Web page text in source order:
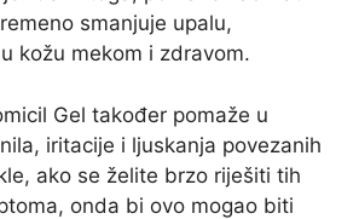
smanjuje upalu,
kožu mekom i zdravom.
Gel također pomaže u
iritacije i ljuskanja povezanih
ako se želite brzo riješiti tih
onda bi ovo mogao biti